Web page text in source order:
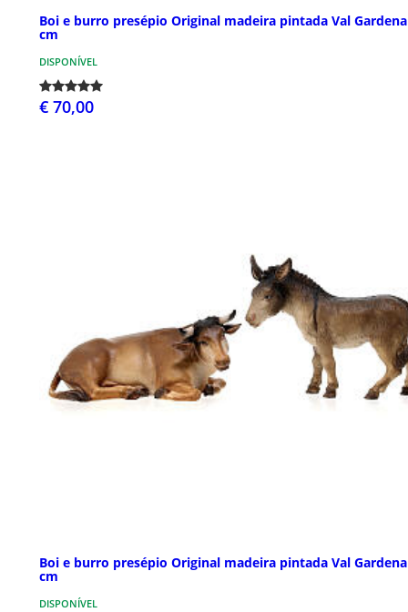
Boi e burro presépio Original madeira pintada Val
cm
DISPONÍVEL
€ 70,00
Boi e burro presépio Original madeira pintada Val
cm
DISPONÍVEL